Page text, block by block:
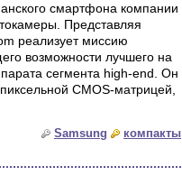
смартфона компании
Представляя
реализует миссию
возможности лучшего на
сегмента high-end. Он
CMOS-матрицей,
Samsung компакты